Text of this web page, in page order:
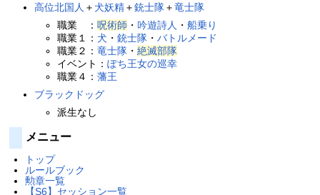
高位北国人 ＋犬妖精＋銃士隊＋竜士隊
職業 ：呪術師 ・ 吟遊詩人 ・船乗り
職業１：犬 ・銃士隊 ・バトルメード
職業２：竜士隊 ・絶滅部隊
イベント：ぽち王女の巡幸
職業４：藩王
ブラックドッグ
派生なし
メニュー
トップ
ルールブック
勲章一覧
【S6】セッション一覧